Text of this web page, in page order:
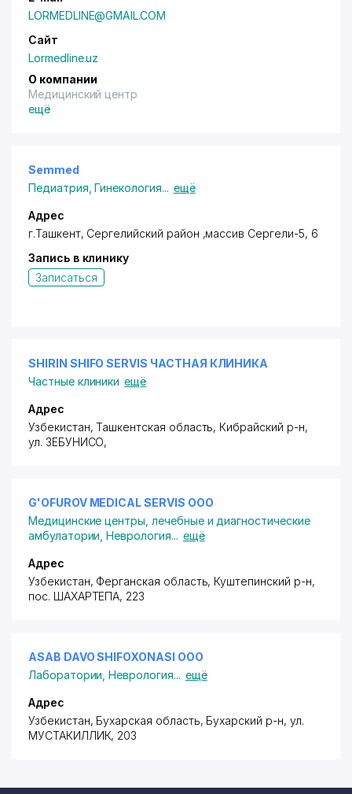
LORMEDLINE@GMAIL.COM
Сайт
Lormedline.uz
О компании
Медицинский центр
ещё
Semmed
Педиатрия ,Гинекология... ещё
Адрес
г.Ташкент, Сергелийский район ,массив Сергели-5, 6
Запись в клинику
Записаться
SHIRIN SHIFO SERVIS ЧАСТНАЯ КЛИНИКА
Частные клиники ещё
Адрес
Узбекистан, Ташкентская область, Кибрайский р-н,
ул. ЗЕБУНИСО,
G'OFUROV MEDICAL SERVIS ООО
Медицинские центры, лечебные и диагностические
амбулатории ,Неврология... ещё
Адрес
Узбекистан, Ферганская область, Куштепинский р-н,
пос. ШАХАРТЕПА, 223
ASAB DAVO SHIFOXONASI ООО
Лаборатории ,Неврология... ещё
Адрес
Узбекистан, Бухарская область, Бухарский р-н, ул.
МУСТАКИЛЛИК, 203